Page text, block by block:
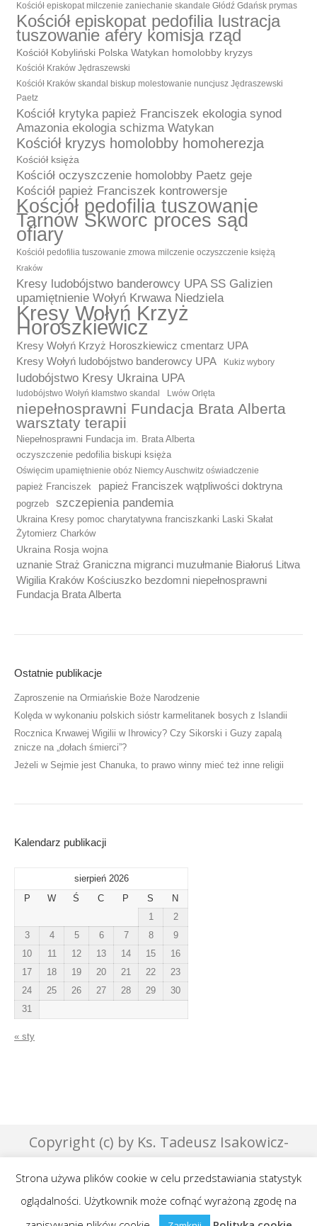
Kościół episkopat milczenie zaniechanie skandale Głódź Gdańsk prymas
Kościół episkopat pedofilia lustracja
tuszowanie afery komisja rząd
Kościół Kobyliński Polska Watykan homolobby kryzys
Kościół Kraków Jędraszewski
Kościół Kraków skandal biskup molestowanie nuncjusz Jędraszewski
Paetz
Kościół krytyka papież Franciszek ekologia synod
Amazonia ekologia schizma Watykan
Kościół kryzys homolobby homoherezja
Kościół księża
Kościół oczyszczenie homolobby Paetz geje
Kościół papież Franciszek kontrowersje
Kościół pedofilia tuszowanie
Tarnów Skworc proces sąd
ofiary
Kościół pedofilia tuszowanie zmowa milczenie oczyszczenie księżą
Kraków
Kresy ludobójstwo banderowcy UPA SS Galizien
upamiętnienie Wołyń Krwawa Niedziela
Kresy Wołyń Krzyż
Horoszkiewicz
Kresy Wołyń Krzyż Horoszkiewicz cmentarz UPA
Kresy Wołyń ludobójstwo banderowcy UPA
Kukiz wybory
ludobójstwo Kresy Ukraina UPA
ludobójstwo Wołyń kłamstwo skandal Lwów Orlęta
niepełnosprawni Fundacja Brata Alberta
warsztaty terapii
Niepełnosprawni Fundacja im. Brata Alberta
oczyszczenie pedofilia biskupi księża
Oświęcim upamiętnienie obóz Niemcy Auschwitz oświadczenie
papież Franciszek papież Franciszek wątpliwości doktryna
pogrzeb szczepienia pandemia
Ukraina Kresy pomoc charytatywna franciszkanki Laski Skałat
Żytomierz Charków
Ukraina Rosja wojna
uznanie Straż Graniczna migranci muzułmanie Białoruś Litwa
Wigilia Kraków Kościuszko bezdomni niepełnosprawni
Fundacja Brata Alberta
Ostatnie publikacje
Zaproszenie na Ormiańskie Boże Narodzenie
Kolęda w wykonaniu polskich sióstr karmelitanek bosych z Islandii
Rocznica Krwawej Wigilii w Ihrowicy? Czy Sikorski i Guzy zapalą
znicze na „dołach śmierci”?
Jeżeli w Sejmie jest Chanuka, to prawo winny mieć też inne religii
Kalendarz publikacji
sierpień 2026
P
W Ś C P S
N
1
2
3
4 5 6 7 8
9
10
11 12 13 14 15
16
17
18 19 20 21 22
23
24
25 26 27 28 29
30
31
« sty
Copyright (c) by Ks. Tadeusz Isakowicz-
GraphicsLab
Publikowane teksty na niniejszej stronie są
Strona używa plików cookie w celu przedstawiania statystyk
oglądalności. Użytkownik może cofnąć wyrażoną zgodę na